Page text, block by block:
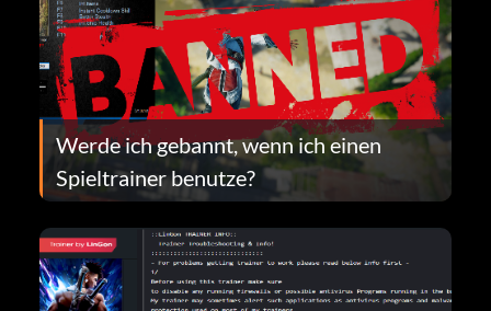
Werde ich gebannt, wenn ich einen
Spieltrainer benutze?